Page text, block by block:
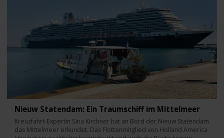
Nieuw Statendam: Ein Traumschiff im Mittelmeer
Kreuzfahrt-Expertin Sina Kirchner hat an Bord der Nieuw Statendam
das Mittelmeer erkundet. Das Flottenmitglied von Holland America